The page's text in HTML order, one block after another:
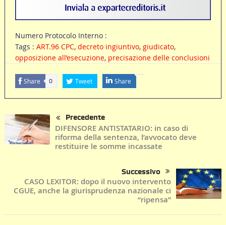
Numero Protocolo Interno :
Tags : ART.96 CPC, decreto ingiuntivo, giudicato,
opposizione all’esecuzione, precisazione delle conclusioni
Share 0 Tweet Share
Precedente
DIFENSORE ANTISTATARIO: in caso di
riforma della sentenza, l’avvocato deve
restituire le somme incassate
Successivo
CASO LEXITOR: dopo il nuovo intervento
CGUE, anche la giurisprudenza nazionale ci
“ripensa”